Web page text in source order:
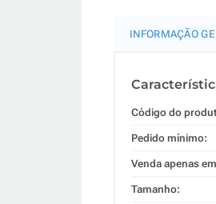
INFORMAÇÃO
Código do
Pedido mínimo:
Venda apenas
Tamanho: